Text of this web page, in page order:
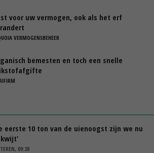
voor uw vermogen, ook als het erf
VERMOGENSBEHEER
bemesten en toch een snelle
eerste 10 ton van de uienoogst zijn we nu
09:28